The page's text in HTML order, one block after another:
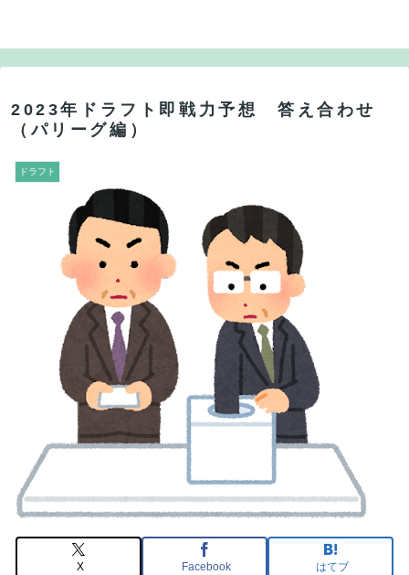
2023年ドラフト即戦力予想 答え合わせ
（パリーグ編）
ドラフト
X Facebook はてブ